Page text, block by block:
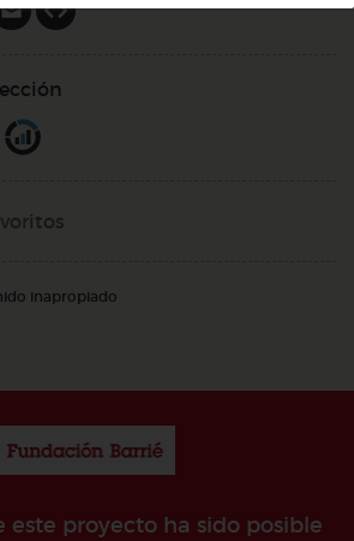
inapropiado
este proyecto ha sido posible